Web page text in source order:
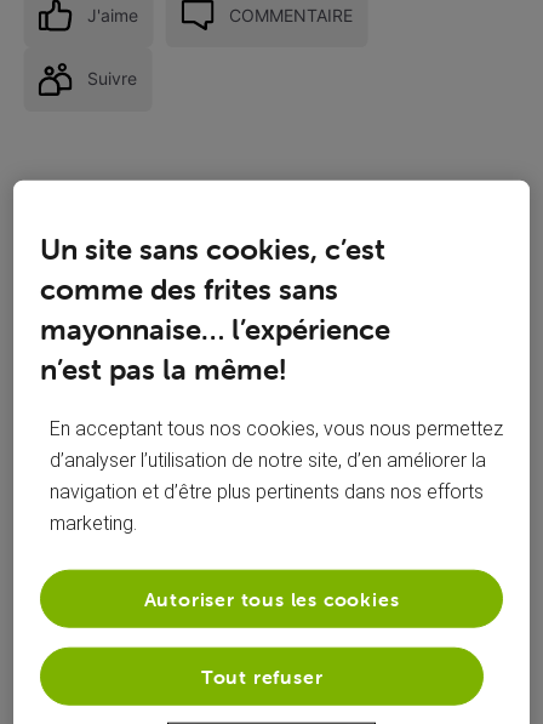
J'aime COMMENTAIRE
Suivre
Réponses
Oldest First
Selected
Un site sans cookies, c’est
comme des frites sans
mayonnaise… l’expérience
n’est pas la même!
En acceptant tous nos cookies, vous nous permettez
d’analyser l’utilisation de notre site, d’en améliorer la
navigation et d’être plus pertinents dans nos efforts
marketing.
Tout refuser
Autoriser tous les cookies